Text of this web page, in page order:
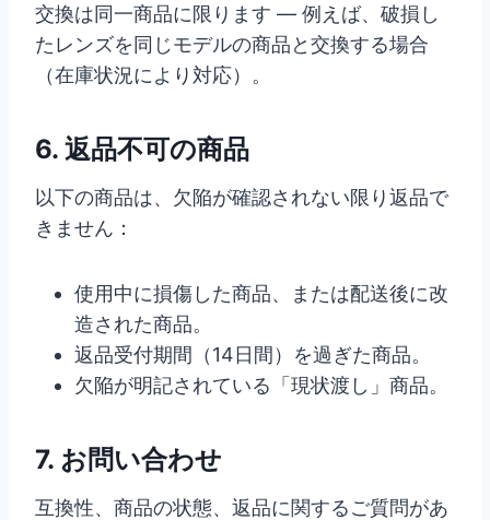
交換は同一商品に限ります — 例えば、破損し
たレンズを同じモデルの商品と交換する場合
（在庫状況により対応）。
6. 返品不可の商品
以下の商品は、欠陥が確認されない限り返品で
きません：
使用中に損傷した商品、または配送後に改
造された商品。
返品受付期間（14日間）を過ぎた商品。
欠陥が明記されている「現状渡し」商品。
7. お問い合わせ
互換性、商品の状態、返品に関するご質問があ